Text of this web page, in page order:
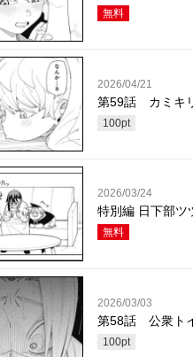
無料
2026/04/21
第59話 カミキ
100pt
2026/03/24
特別編 日下部
無料
2026/03/03
第58話 公衆ト
100pt